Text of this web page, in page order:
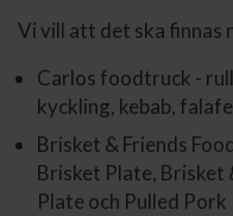
Vi vill att det ska finnas
Carlos foodtruck -
kyckling, kebab,
Brisket & Friends
Brisket Plate, Brisket
Plate och Pulled